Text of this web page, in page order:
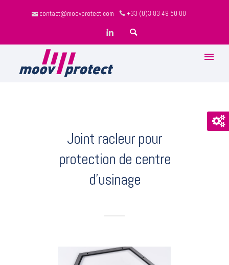
contact@moovprotect.com +33 (0)3 83 49 50 00
Joint racleur pour
protection de centre
d'usinage